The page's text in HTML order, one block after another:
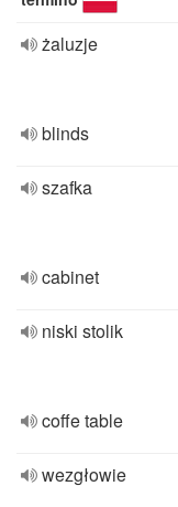
żaluzje
blinds
szafka
cabinet
niski stolik
coffe table
wezgłowie